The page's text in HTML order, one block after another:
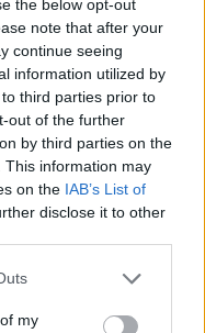
the below opt-out
note that after your
continue seeing
information utilized by
third parties prior to
out of the further
by third parties on the
This information may
on the IAB’s List of
disclose it to other
one or more Google
You may click to
my
πώς έγινε το
γιο στις Σέρρες,
μαζί για